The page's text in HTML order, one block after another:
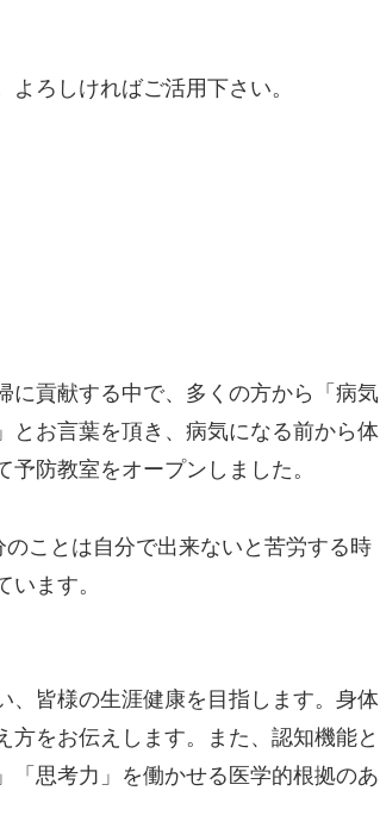
ろしければご活用下さい。
に貢献する中で、多くの方から「病気
とお言葉を頂き、病気になる前から体
防教室をオープンしました。
ことは自分で出来ないと苦労する時
ます。
、皆様の生涯健康を目指します。身体
をお伝えします。また、認知機能と
「思考力」を働かせる医学的根拠のあ